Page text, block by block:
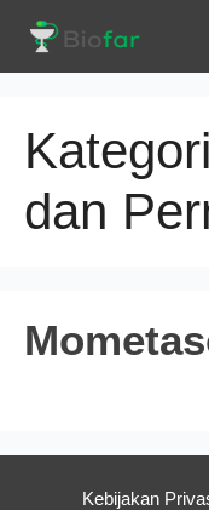
isi
dan
Kebijakan